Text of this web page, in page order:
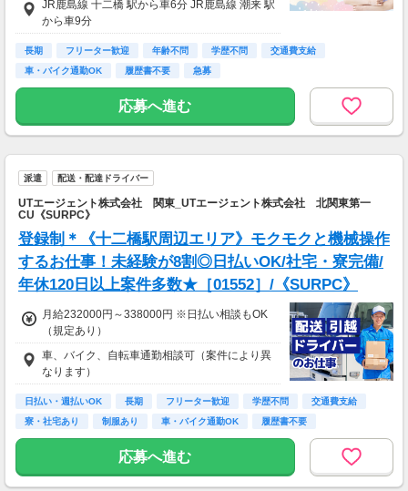
JR鹿島線 十二橋 駅から車6分 JR鹿島線 潮来 駅
から車9分
長期 フリーター歓迎 年齢不問 学歴不問
交通費支給
車・バイク通勤OK
履歴書不要 急募
応募へ進む
派遣 配送・配達ドライバー
UTエージェント株式会社 関東_UTエージェント株式会社 北関東第一
CU《SURPC》
登録制＊《十二橋駅周辺エリア》モクモクと機械操作
するお仕事！未経験が8割◎日払いOK/社宅・寮完備/
年休120日以上案件多数★［01552］/《SURPC》
月給232000円～338000円 ※日払い相談もOK
（規定あり）
車、バイク、自転車通勤相談可（案件により異
なります）
日払い・週払いOK 長期 フリーター歓迎 学歴不問
交通費支給
寮・社宅あり
制服あり 車・バイク通勤OK 履歴書不要
応募へ進む